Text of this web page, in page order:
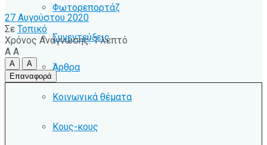
Φωτορεπορτάζ
Συνεντεύξεις
Άρθρα
Κοινωνικά θέματα
Κους-κους
27 Αυγούστου 2020
Σε Τοπικό
Χρόνος Ανάγνωσης: 1 λεπτό
A A
A
A
Επαναφορά